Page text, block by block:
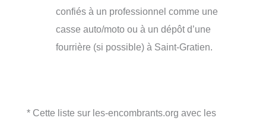
confiés à un professionnel comme une
casse auto/moto ou à un dépôt d’une
fourrière (si possible) à Saint-Gratien.
* Cette liste sur les-encombrants.org avec les